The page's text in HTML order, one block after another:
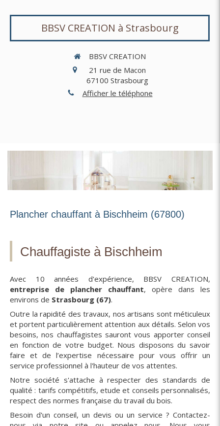
BBSV CREATION à Strasbourg
BBSV CREATION
21 rue de Macon
67100 Strasbourg
Afficher le téléphone
Plancher chauffant à Bischheim (67800)
Chauffagiste à Bischheim
Avec 10 années d'expérience, BBSV CREATION,
entreprise de plancher chauffant, opère dans les
environs de Strasbourg (67).
Outre la rapidité des travaux, nos artisans sont méticuleux
et portent particulièrement attention aux détails. Selon vos
besoins, nos chauffagistes sauront vous apporter conseil
en fonction de votre budget. Nous disposons du savoir
faire et de l’expertise nécessaire pour vous offrir un
service professionnel à l'hauteur de vos attentes.
Notre société s'attache à respecter des standards de
qualité : tarifs compétitifs, etude et conseils personnalisés,
respect des normes française du travail du bois.
Besoin d'un conseil, un devis ou un service ? Contactez-